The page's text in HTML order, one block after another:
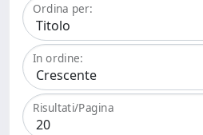
Ordina per:
In ordine:
Risultati/Pagina